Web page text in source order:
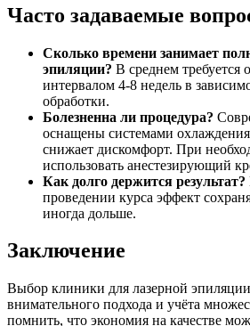
Часто задаваемые
Сколько времени занимает
эпиляции? В среднем требуется
интервалом 4-8 недель в
обработки.
Болезненна ли процедура?
оснащены системами
снижает дискомфорт. При
использовать анестезирующий
Как долго держится результат?
проведении курса эффект
иногда дольше.
Заключение
Выбор клиники для лазерной
внимательного подхода и учёта
помнить, что экономия на качестве